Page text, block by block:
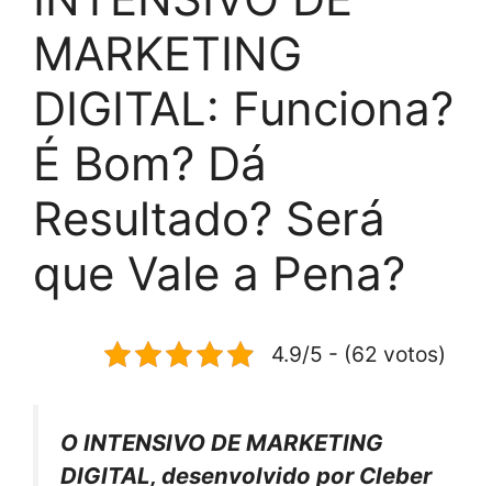
MARKETING
DIGITAL: Funciona?
É Bom? Dá
Resultado? Será
que Vale a Pena?
4.9/5 - (62 votos)
O INTENSIVO DE MARKETING
DIGITAL, desenvolvido por Cleber